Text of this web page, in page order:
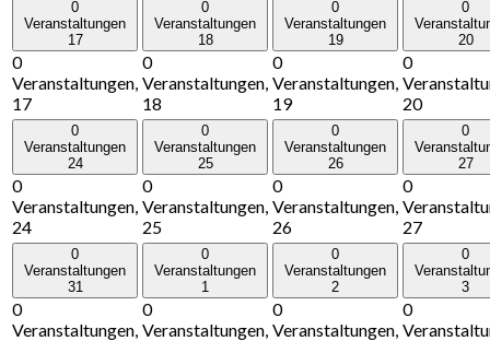
0
Veranstaltungen
17
0
Veranstaltungen,
17
0
Veranstaltungen
18
0
Veranstaltungen,
18
0
Veranstaltungen
19
0
Veranstaltungen,
19
0
20
0
20
0
Veranstaltungen
24
0
Veranstaltungen,
24
0
Veranstaltungen
25
0
Veranstaltungen,
25
0
Veranstaltungen
26
0
Veranstaltungen,
26
0
27
0
27
0
Veranstaltungen
31
0
Veranstaltungen,
0
Veranstaltungen
1
0
Veranstaltungen,
0
Veranstaltungen
2
0
Veranstaltungen,
0
3
0